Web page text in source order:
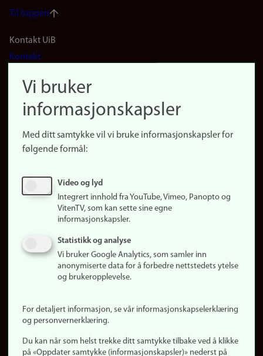
Til toppen
Footer
navigation
(no)
Kontakt UiB
Kontakt
Finn forsker
Presse
Finn studier
Ledige stillinger
Om nettstedet
Informasjonskapsler
Personvern
Vi bruker
informasjonskapsler
Med ditt samtykke vil vi bruke informasjonskapsler for
følgende formål:
Video og lyd
Integrert innhold fra YouTube, Vimeo, Panopto og
VitenTV, som kan sette sine egne
informasjonskapsler.
Statistikk og analyse
Vi bruker Google Analytics, som samler inn
anonymiserte data for å forbedre nettstedets ytelse
og brukeropplevelse.
For detaljert informasjon, se vår informasjonskapselerklæring
og personvernerklæring.
Du kan når som helst trekke ditt samtykke tilbake ved å klikke
på «Oppdater samtykke (informasjonskapsler)» nederst på